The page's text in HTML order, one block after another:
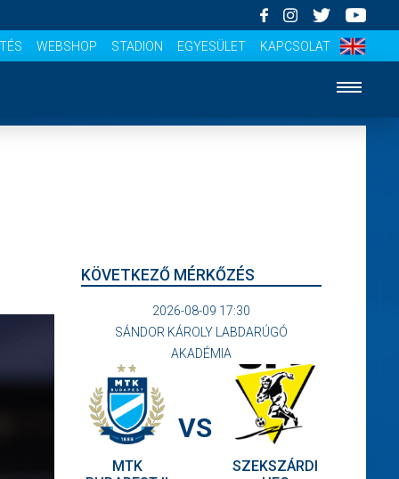
WEBSHOP STADION EGYESÜLET KAPCSOLAT
KÖVETKEZŐ MÉRKŐZÉS
2026-08-09 17:30
SÁNDOR KÁROLY LABDARÚGÓ
AKADÉMIA
MTK
VS
SZEKSZÁRDI